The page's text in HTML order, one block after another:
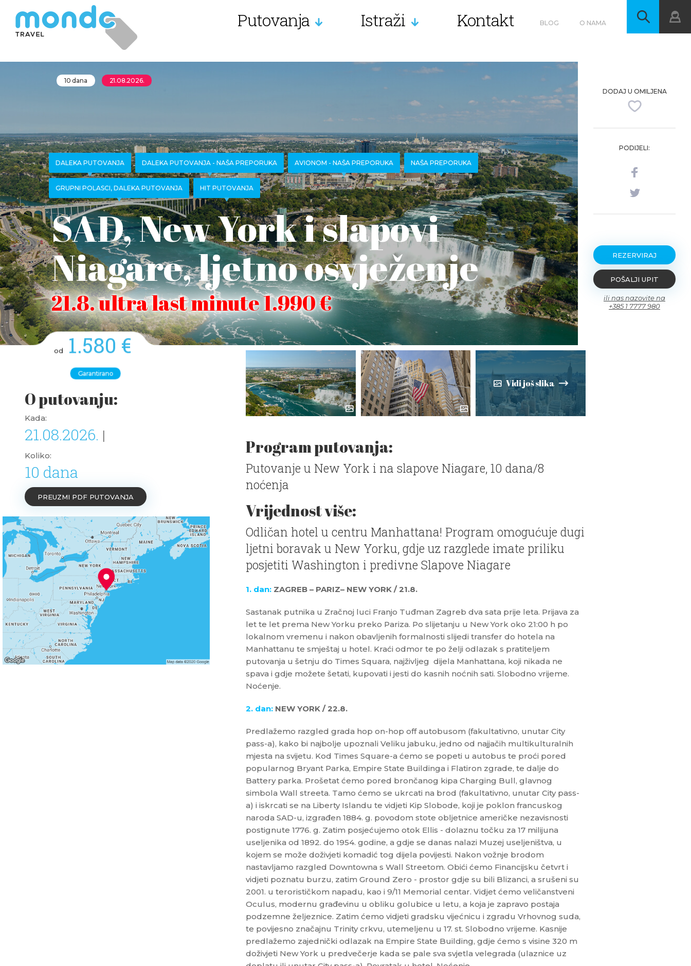
Putovanja Istraži Kontakt BLOG O NAMA
10 dana 21.08.2026.
DALEKA PUTOVANJA DALEKA PUTOVANJA - NAŠA PREPORUKA AVIONOM - NAŠA PREPORUKA NAŠA PREPORUKA
GRUPNI POLASCI, DALEKA PUTOVANJA HIT PUTOVANJA
SAD, New York i slapovi
Niagare, ljetno osvježenje
21.8. ultra last minute 1.990 €
od 1.580 €
Garantirano
DODAJ U OMILJENA
PODIJELI:
REZERVIRAJ
POŠALJI UPIT
ili nas nazovite na
+385 1 7777 980
O putovanju:
Kada:
21.08.2026. |
Koliko:
10 dana
PREUZMI PDF PUTOVANJA
Vidi još slika
Program putovanja:
Putovanje u New York i na slapove Niagare, 10 dana/8
noćenja
Vrijednost više:
Odličan hotel u centru Manhattana! Program omogućuje dugi
ljetni boravak u New Yorku, gdje uz razglede imate priliku
posjetiti Washington i predivne Slapove Niagare
1. dan: ZAGREB – PARIZ– NEW YORK / 21.8.
Sastanak putnika u Zračnoj luci Franjo Tuđman Zagreb dva sata prije leta. Prijava za
let te let prema New Yorku preko Pariza. Po slijetanju u New York oko 21:00 h po
lokalnom vremenu i nakon obavljenih formalnosti slijedi transfer do hotela na
Manhattanu te smještaj u hotel. Kraći odmor te po želji odlazak s pratiteljem
putovanja u šetnju do Times Squara, najživljeg dijela Manhattana, koji nikada ne
spava i gdje možete šetati, kupovati i jesti do kasnih noćnih sati. Slobodno vrijeme.
Noćenje.
2. dan:NEW YORK / 22.8.
Predlažemo razgled grada hop on-hop off autobusom (fakultativno, unutar City
pass-a), kako bi najbolje upoznali Veliku jabuku, jedno od najjačih multikulturalnih
mjesta na svijetu. Kod Times Square-a ćemo se popeti u autobus te proći pored
popularnog Bryant Parka, Empire State Buildinga i Flatiron zgrade, te dalje do
Battery parka. Prošetat ćemo pored brončanog kipa Charging Bull, glavnog
simbola Wall streeta. Tamo ćemo se ukrcati na brod (fakultativno, unutar City pass-
a) i iskrcati se na Liberty Islandu te vidjeti Kip Slobode, koji je poklon francuskog
naroda SAD-u, izgrađen 1884. g. povodom stote obljetnice američke nezavisnosti
postignute 1776. g. Zatim posjećujemo otok Ellis - dolaznu točku za 17 milijuna
useljenika od 1892. do 1954. godine, a gdje se danas nalazi Muzej useljeništva, u
kojem se može doživjeti komadić tog dijela povijesti. Nakon vožnje brodom
nastavljamo razgled Downtowna s Wall Streetom. Obići ćemo Financijsku četvrt i
vidjeti poznatu burzu, zatim Ground Zero - prostor gdje su bili Blizanci, a srušeni su
2001. u terorističkom napadu, kao i 9/11 Memorial centar. Vidjet ćemo veličanstveni
Oculus, modernu građevinu u obliku golubice u letu, a koja je zapravo postaja
podzemne željeznice. Zatim ćemo vidjeti gradsku vijećnicu i zgradu Vrhovnog suda,
te povijesno značajnu Trinity crkvu, utemeljenu u 17. st. Slobodno vrijeme. Kasnije
predlažemo zajednički odlazak na Empire State Building, gdje ćemo s visine 320 m
doživjeti New York u predvečerje kada se pale sva svjetla velegrada (ulaznice uz